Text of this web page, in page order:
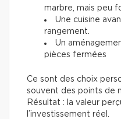
marbre, mais peu
Une cuisine
rangement.
Un
pièces fermées
Ce sont des choix
souvent des points de
Résultat : la valeur
l’investissement réel.